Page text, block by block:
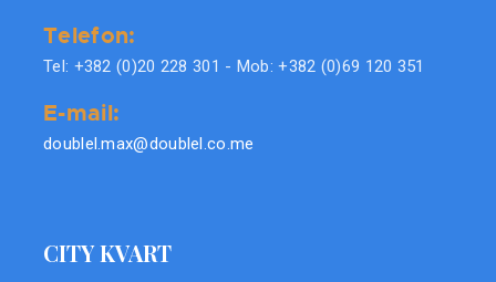
Telefon:
Tel: +382 (0)20 228 301 - Mob: +382 (0)69 120 351
E-mail:
doublel.max@doublel.co.me
CITY KVART